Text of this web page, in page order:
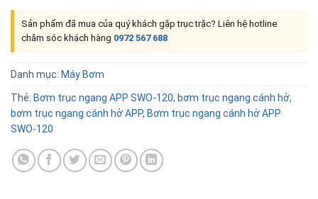
Sản phẩm đã mua của quý khách gặp trục trặc? Liên hệ hotline
chăm sóc khách hàng 0972 567 688
Danh mục: Máy Bơm
Thẻ: Bơm trục ngang APP SWO-120, bơm trục ngang cánh hở,
bơm trục ngang cánh hở APP, Bơm trục ngang cánh hở APP
SWO-120